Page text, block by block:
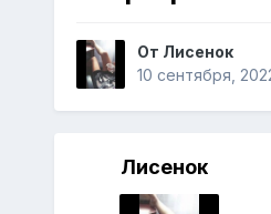
От Лисенок
10 сентября,
Лисенок